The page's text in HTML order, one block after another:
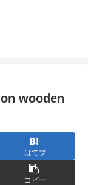
wooden
はてブ
コピー